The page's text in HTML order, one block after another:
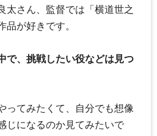
太さん、監督では「横道世之
が好きです。
、挑戦したい役などは見つ
ってみたくて、自分でも想像
じになるのか見てみたいで